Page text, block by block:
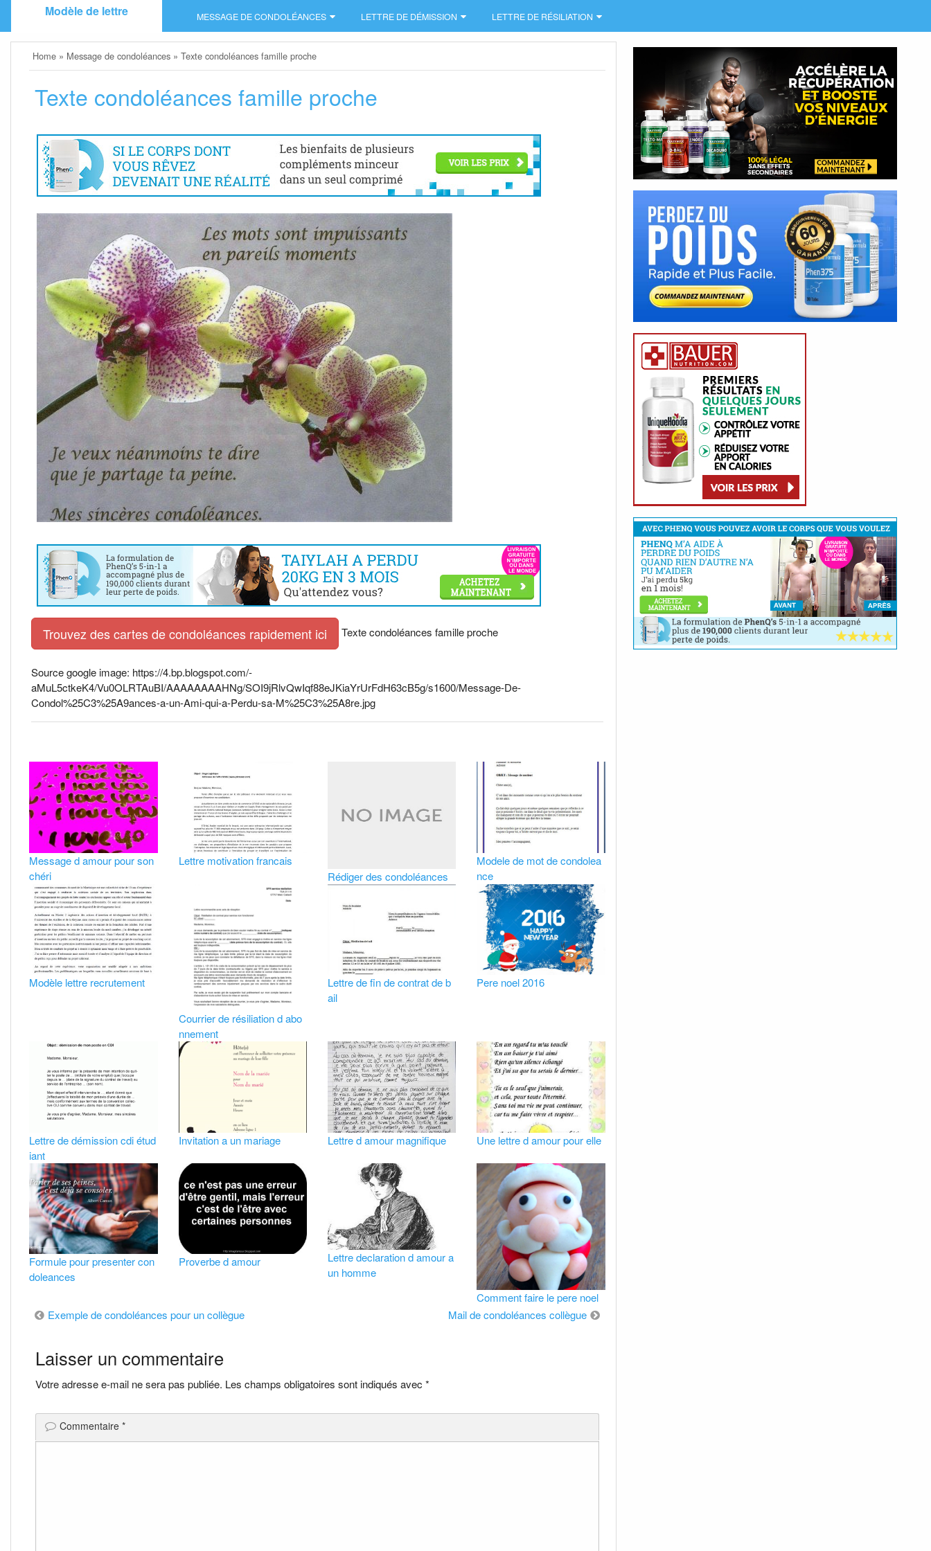
Modèle de lettre MESSAGE DE CONDOLÉANCES LETTRE DE DÉMISSION LETTRE DE RÉSILIATION
Home » Message de condoléances »Texte condoléances famille proche
Texte condoléances famille proche
Trouvez des cartes de condoléances rapidement ici Texte condoléances famille proche
Source google image: https://4.bp.blogspot.com/-
aMuL5ctkeK4/Vu0OLRTAuBI/AAAAAAAAHNg/SOI9jRlvQwIqf88eJKiaYrUrFdH63cB5g/s1600/Message-De-
Condol%25C3%25A9ances-a-un-Ami-qui-a-Perdu-sa-M%25C3%25A8re.jpg
Message d amour pour son
chéri
Lettre motivation francais
Rédiger des condoléances
Modele de mot de condolea
nce
Modèle lettre recrutement
Courrier de résiliation d abo
nnement
Lettre de fin de contrat de b
ail
Pere noel 2016
Lettre de démission cdi étud
iant
Invitation a un mariage Lettre d amour magnifique Une lettre d amour pour elle
Formule pour presenter con
doleances
Proverbe d amour
Lettre declaration d amour a
un homme
Comment faire le pere noel
Navigation
de
l’article
Exemple de condoléances pour un collègue Mail de condoléances collègue
Laisser un commentaire
Votre adresse e-mail ne sera pas publiée. Les champs obligatoires sont indiqués avec *
Commentaire *